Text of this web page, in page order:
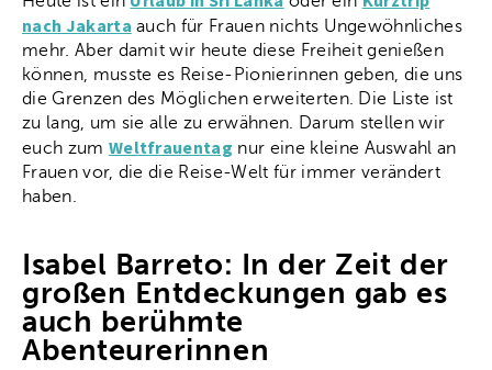
nach Jakarta auch für Frauen nichts Ungewöhnliches
mehr. Aber damit wir heute diese Freiheit genießen
können, musste es Reise-Pionierinnen geben, die uns
die Grenzen des Möglichen erweiterten. Die Liste ist
zu lang, um sie alle zu erwähnen. Darum stellen wir
euch zum Weltfrauentag nur eine kleine Auswahl an
Frauen vor, die die Reise-Welt für immer verändert
haben.
Isabel Barreto: In der Zeit der
großen Entdeckungen gab es
auch berühmte
Abenteurerinnen